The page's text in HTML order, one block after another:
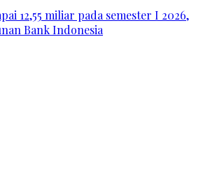
12,55 miliar pada semester I 2026,
Bank Indonesia